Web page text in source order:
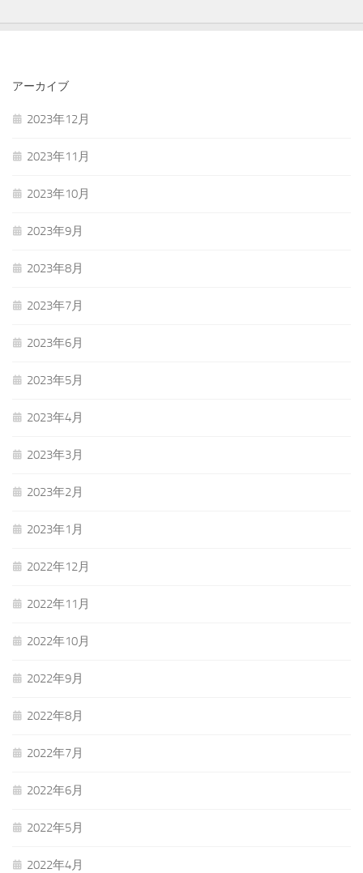
アーカイブ
2023年12月
2023年11月
2023年10月
2023年9月
2023年8月
2023年7月
2023年6月
2023年5月
2023年4月
2023年3月
2023年2月
2023年1月
2022年12月
2022年11月
2022年10月
2022年9月
2022年8月
2022年7月
2022年6月
2022年5月
2022年4月